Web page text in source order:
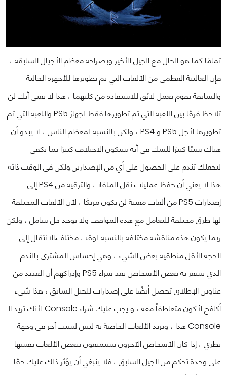
تمامًا كما هو الحال مع الجيل الأخير وبصراحة معظم الأجيال السابقة ،
فإن الغالبية العظمى من الألعاب التي تم تطويرها للأجهزة الحالية
والسابقة تقوم بعمل لائق للاستفادة من كليهما ، هذا لا يعني أنك لن
تلاحظ فرقًا بين اللعبة التي تم تطويرها فقط لجهاز PS5 واللعبة التي تم
تطويرها لأجل PS5 و PS4 ، ولكن بالنسبة لمعظم الناس ، لا يبدو أن
هناك سببًا كبيرًا للشك في أنه سيكون الاختلاف كبيرًا بما يكفي
ليجعلك تندم على الحصول على أي من الإصدارين.ولكن في الوقت ذاته
هذا لا يعني أن حفظ عمليات نقل الملفات والترقية من PS4 إلى
إصدارات PS5 من ألعاب معينة لن يكون مربكًا ، لأن الألعاب المختلفة
لها طرق مختلفة للتعامل مع هذه المواقف ولا يوجد حل شامل ، ولكن
ربما يكون هذه مناقشة مختلفة بالنسبة لوقت مختلف.الانتقال إلى
الحجة الأقل منطقية بعض الشيء ، وهي إحساس المشتري بالندم
الذي يشعر به بعض الأشخاص بعد شراء PS5 وإدراكهم أن العديد من
عناوين الإطلاق تحصل أيضًا على إصدارات للجيل السابق ، هذا شيء
أكافح لأكون متعاطفاً معه ، و يجب عليك شراء Console لأنك تريد الـ
Console هذا ، وتريد الألعاب الخاصة به ليس لسبب آخر في وجهة
نظري ، إذا كان الأشخاص الآخرون يستمتعون ببعض الألعاب نفسها
على وحدة تحكم من الجيل السابق ، فلا ينبغي أن يؤثر ذلك عليك حقًا